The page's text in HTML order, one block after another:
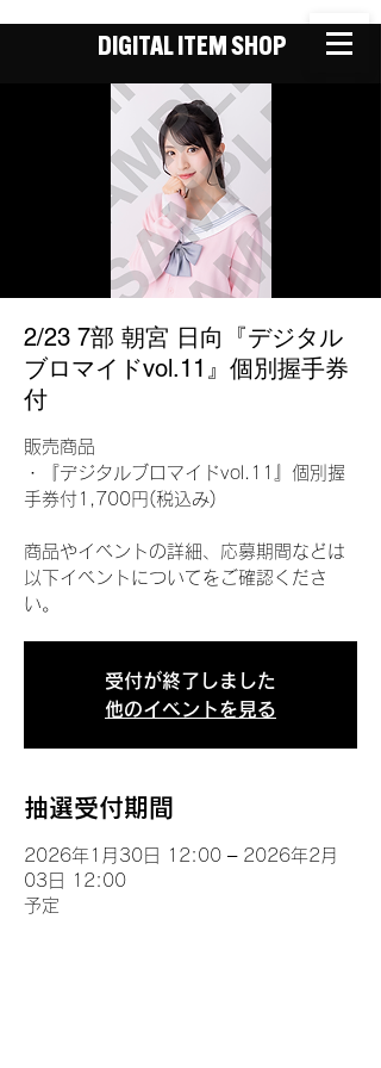
DIGITAL ITEM SHOP
2/23 7部 朝宮 日向『デジタル
ブロマイドvol.11』個別握手券
付
販売商品
・『デジタルブロマイドvol.11』個別握
手券付1,700円(税込み)
商品やイベントの詳細、応募期間などは
以下イベントについてをご確認くださ
い。
受付が終了しました
他のイベントを見る
抽選受付期間
2026年1月30日 12:00 – 2026年2月
03日 12:00
予定